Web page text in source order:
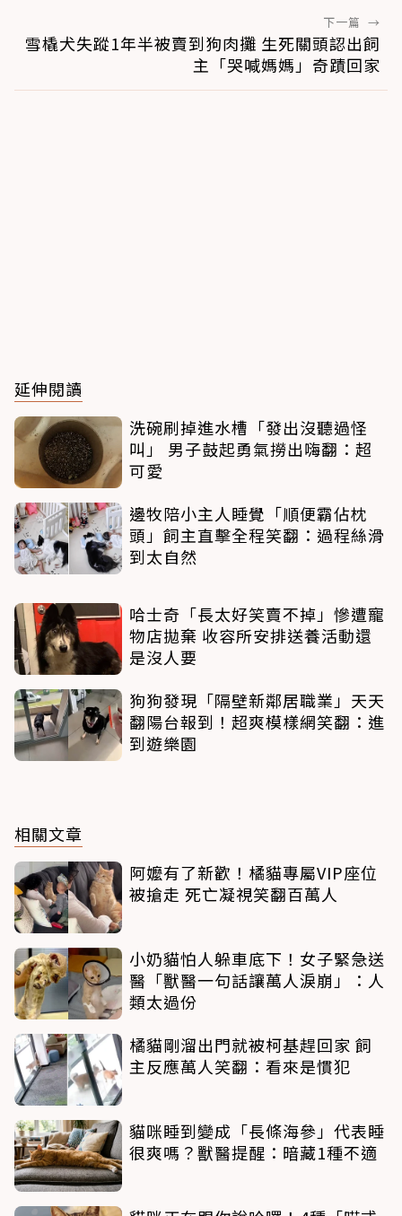
下一篇 →
雪橇犬失蹤1年半被賣到狗肉攤 生死關頭認出飼
主「哭喊媽媽」奇蹟回家
延伸閱讀
洗碗刷掉進水槽「發出沒聽過怪
叫」 男子鼓起勇氣撈出嗨翻：超
可愛
邊牧陪小主人睡覺「順便霸佔枕
頭」飼主直擊全程笑翻：過程絲滑
到太自然
哈士奇「長太好笑賣不掉」慘遭寵
物店拋棄 收容所安排送養活動還
是沒人要
狗狗發現「隔壁新鄰居職業」天天
翻陽台報到！超爽模樣網笑翻：進
到遊樂園
相關文章
阿嬤有了新歡！橘貓專屬VIP座位
被搶走 死亡凝視笑翻百萬人
小奶貓怕人躲車底下！女子緊急送
醫「獸醫一句話讓萬人淚崩」：人
類太過份
橘貓剛溜出門就被柯基趕回家 飼
主反應萬人笑翻：看來是慣犯
貓咪睡到變成「長條海參」代表睡
很爽嗎？獸醫提醒：暗藏1種不適